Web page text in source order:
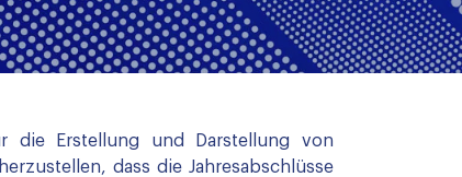
die Erstellung und Darstellung von
dass die Jahresabschlüsse